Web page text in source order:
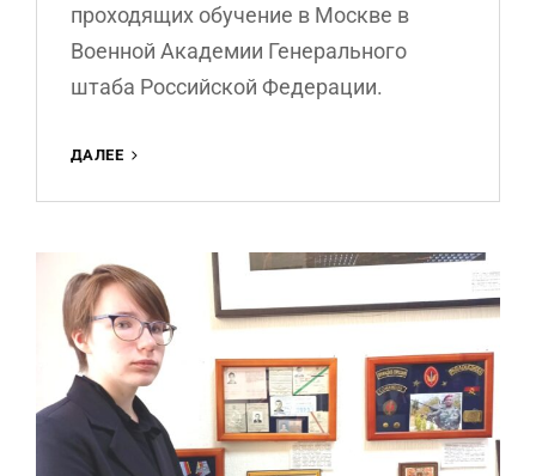
проходящих обучение в Москве в
Военной Академии Генерального
штаба Российской Федерации.
ДАЛЕЕ
ГЕНЕРАЛОВ
ОФИЦЕРОВ
ФАА
(ВС
АНГОЛЫ).